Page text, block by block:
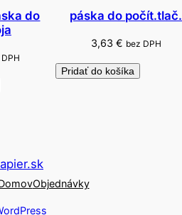
r
l
o
do
páska do počít.tlač.
3,63 € bez DPH
Pridať do košíka
Objednávky